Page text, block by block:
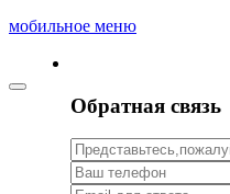
мобильное меню
Обратная связь